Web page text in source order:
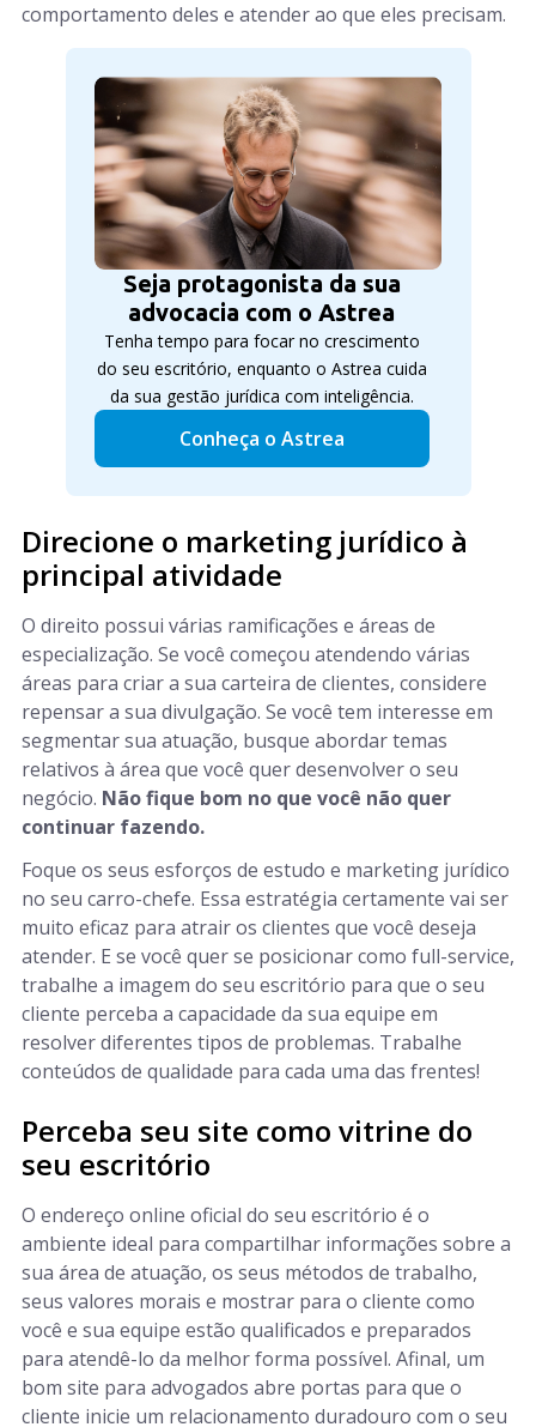
comportamento deles e atender ao que eles precisam.
Seja protagonista da sua
advocacia com o Astrea
Tenha tempo para focar no crescimento
do seu escritório, enquanto o Astrea cuida
da sua gestão jurídica com inteligência.
Conheça o Astrea
Direcione o marketing jurídico à
principal atividade
O direito possui várias ramificações e áreas de
especialização. Se você começou atendendo várias
áreas para criar a sua carteira de clientes, considere
repensar a sua divulgação. Se você tem interesse em
segmentar sua atuação, busque abordar temas
relativos à área que você quer desenvolver o seu
negócio. Não fique bom no que você não quer
continuar fazendo.
Foque os seus esforços de estudo e marketing jurídico
no seu carro-chefe. Essa estratégia certamente vai ser
muito eficaz para atrair os clientes que você deseja
atender. E se você quer se posicionar como full-service,
trabalhe a imagem do seu escritório para que o seu
cliente perceba a capacidade da sua equipe em
resolver diferentes tipos de problemas. Trabalhe
conteúdos de qualidade para cada uma das frentes!
Perceba seu site como vitrine do
seu escritório
O endereço online oficial do seu escritório é o
ambiente ideal para compartilhar informações sobre a
sua área de atuação, os seus métodos de trabalho,
seus valores morais e mostrar para o cliente como
você e sua equipe estão qualificados e preparados
para atendê-lo da melhor forma possível. Afinal, um
bom site para advogados abre portas para que o
cliente inicie um relacionamento duradouro com o seu